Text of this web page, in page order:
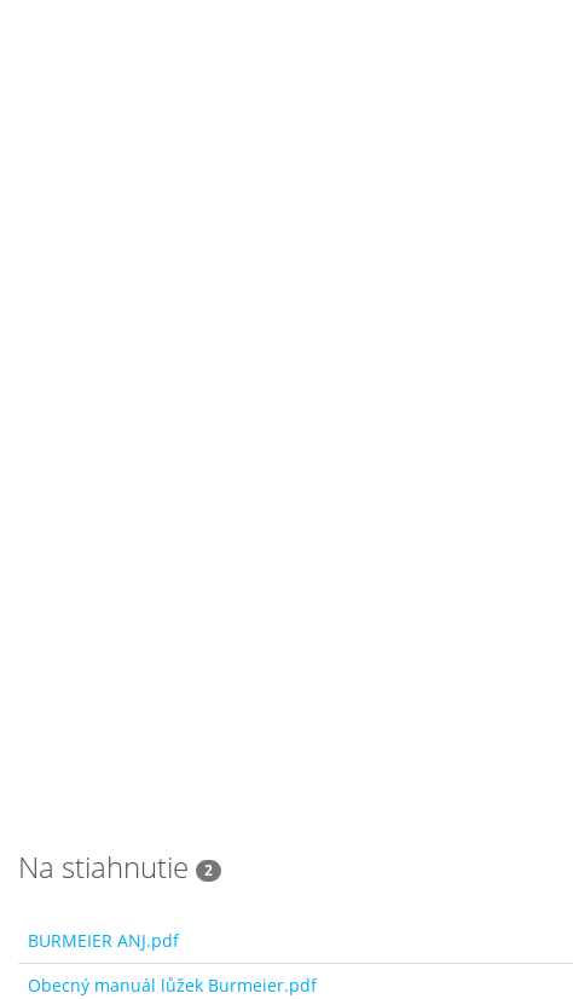
Na stiahnutie 2
BURMEIER ANJ.pdf
Obecný manuál lůžek Burmeier.pdf